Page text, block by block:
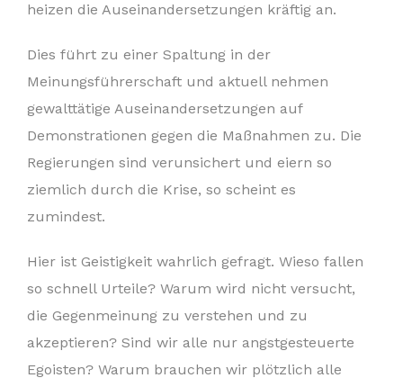
heizen die Auseinandersetzungen kräftig an.
Dies führt zu einer Spaltung in der
Meinungsführerschaft und aktuell nehmen
gewalttätige Auseinandersetzungen auf
Demonstrationen gegen die Maßnahmen zu. Die
Regierungen sind verunsichert und eiern so
ziemlich durch die Krise, so scheint es
zumindest.
Hier ist Geistigkeit wahrlich gefragt. Wieso fallen
so schnell Urteile? Warum wird nicht versucht,
die Gegenmeinung zu verstehen und zu
akzeptieren? Sind wir alle nur angstgesteuerte
Egoisten? Warum brauchen wir plötzlich alle